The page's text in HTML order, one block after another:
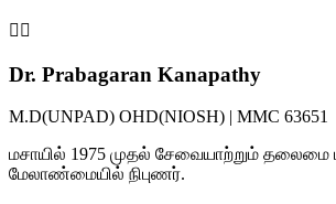
👨‍⚕️
Dr. Prabagaran Kanapathy
M.D(UNPAD) OHD(NIOSH) | MMC 63651
மசாயில் 1975 முதல் சேவையாற்றும் தலைமை
மேலாண்மையில் நிபுணர்.